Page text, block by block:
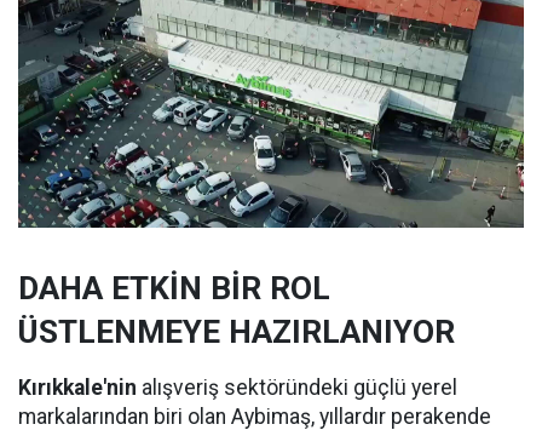
DAHA ETKİN BİR ROL
ÜSTLENMEYE HAZIRLANIYOR
Kırıkkale'nin alışveriş sektöründeki güçlü yerel
markalarından biri olan Aybimaş, yıllardır perakende